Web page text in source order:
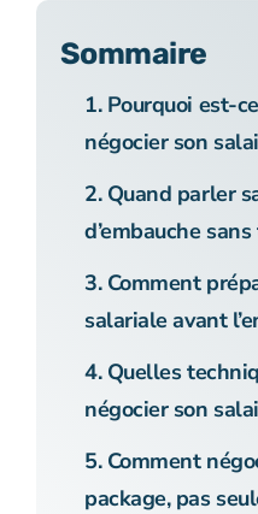
Sommaire
1. Pourquoi est-
négocier son
2. Quand parler
d’embauche
3. Comment
salariale avant
4. Quelles
négocier son
5. Comment
package, pas